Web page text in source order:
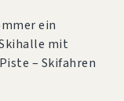
ein
mit
– Skifahren